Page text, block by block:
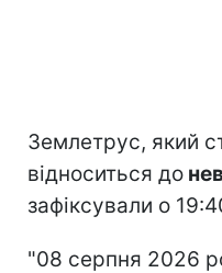
Землетрус, який
відноситься до
зафіксували о
"08 серпня 2026